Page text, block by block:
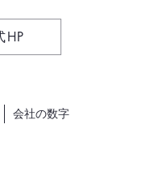
HP
会社の数字